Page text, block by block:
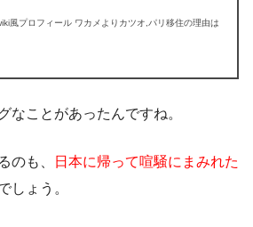
風プロフィール ワカメよりカツオ,パリ移住の理由は
なこと があったんですね。
のも、
日本に帰って喧騒にまみれた
しょう。